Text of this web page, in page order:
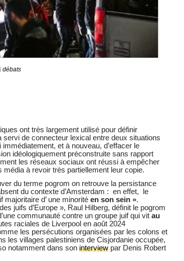
débats
ont très largement utilisé pour définir
servi de connecteur lexical entre deux situations
et à nouveau, d’effacer le
idéologiquement préconstruite sans rapport
les réseaux sociaux ont réussi à empêcher
média à revoir très partiellement leur copie.
du terme pogrom on retrouve la persistance
du contexte d’Amsterdam : en effet, le
majoritaire d’ une minorité en son sein ».
juifs d’Europe », Raul Hilberg, définit le pogrom
communauté contre un groupe juif qui vit au
raciales de Liverpool en août 2024
les persécutions organisées par les colons et
les villages palestiniens de Cisjordanie occupée,
notamment dans son interviewpar Denis Robert